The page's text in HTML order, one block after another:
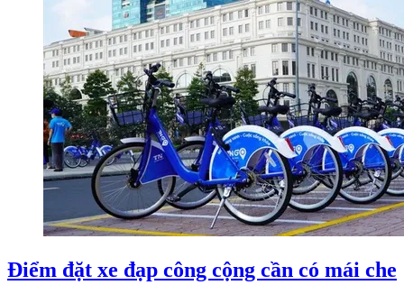
Điểm đặt xe đạp công cộng cần có mái che